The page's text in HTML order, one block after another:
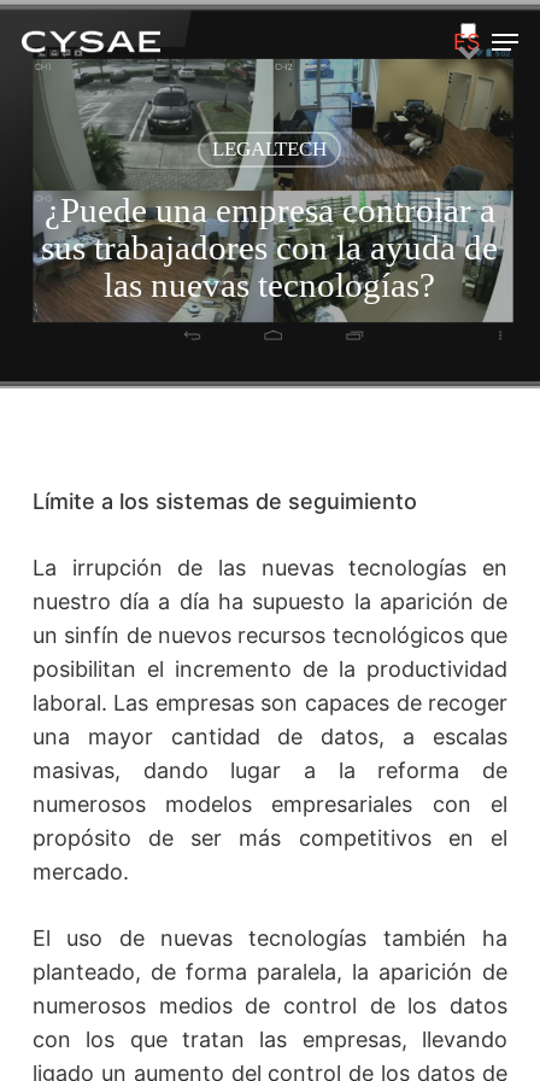
Skip
content
ES
LEGALTECH
¿Puede una empresa controlar a
sus trabajadores con la ayuda de
las nuevas tecnologías?
Límite a los sistemas de seguimiento
La irrupción de las nuevas tecnologías en
nuestro día a día ha supuesto la aparición de
un sinfín de nuevos recursos tecnológicos que
posibilitan el incremento de la productividad
laboral. Las empresas son capaces de recoger
una mayor cantidad de datos, a escalas
masivas, dando lugar a la reforma de
numerosos modelos empresariales con el
propósito de ser más competitivos en el
mercado.
El uso de nuevas tecnologías también ha
planteado, de forma paralela, la aparición de
numerosos medios de control de los datos
con los que tratan las empresas, llevando
ligado un aumento del control de los datos de